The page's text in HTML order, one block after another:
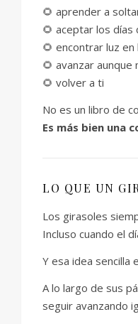
🌻 aprender a
🌻 aceptar los días
🌻 encontrar luz en
🌻 avanzar
🌻 volver a ti
No es un libro de
Es más bien una
LO QUE UN
Los girasoles
Incluso cuando el
Y esa idea sencilla
A lo largo de sus
seguir avanzando